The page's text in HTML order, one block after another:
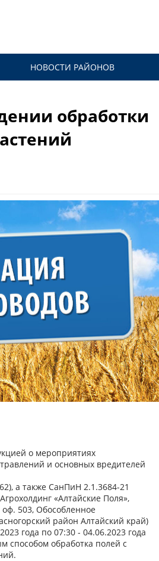
НОВОСТИ РАЙОНОВ
обработки
о мероприятиях
и основных вредителей
а также СанПиН 2.1.3684-21
«Алтайские Поля»,
503, Обособленное
район Алтайский край)
года по 07:30 - 04.06.2023 года
способом обработка полей с